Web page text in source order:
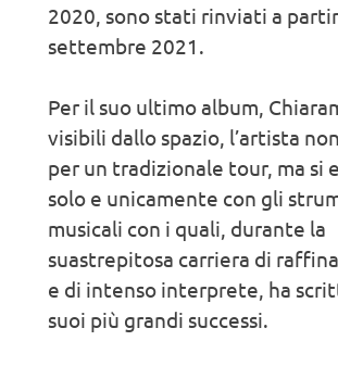
2020, sono stati rinviati a
settembre 2021.
Per il suo ultimo album,
visibili dallo spazio, l’artista
per un tradizionale tour, ma si
solo e unicamente con gli
musicali con i quali, durante la
suastrepitosa carriera di
e di intenso interprete, ha
suoi più grandi successi.